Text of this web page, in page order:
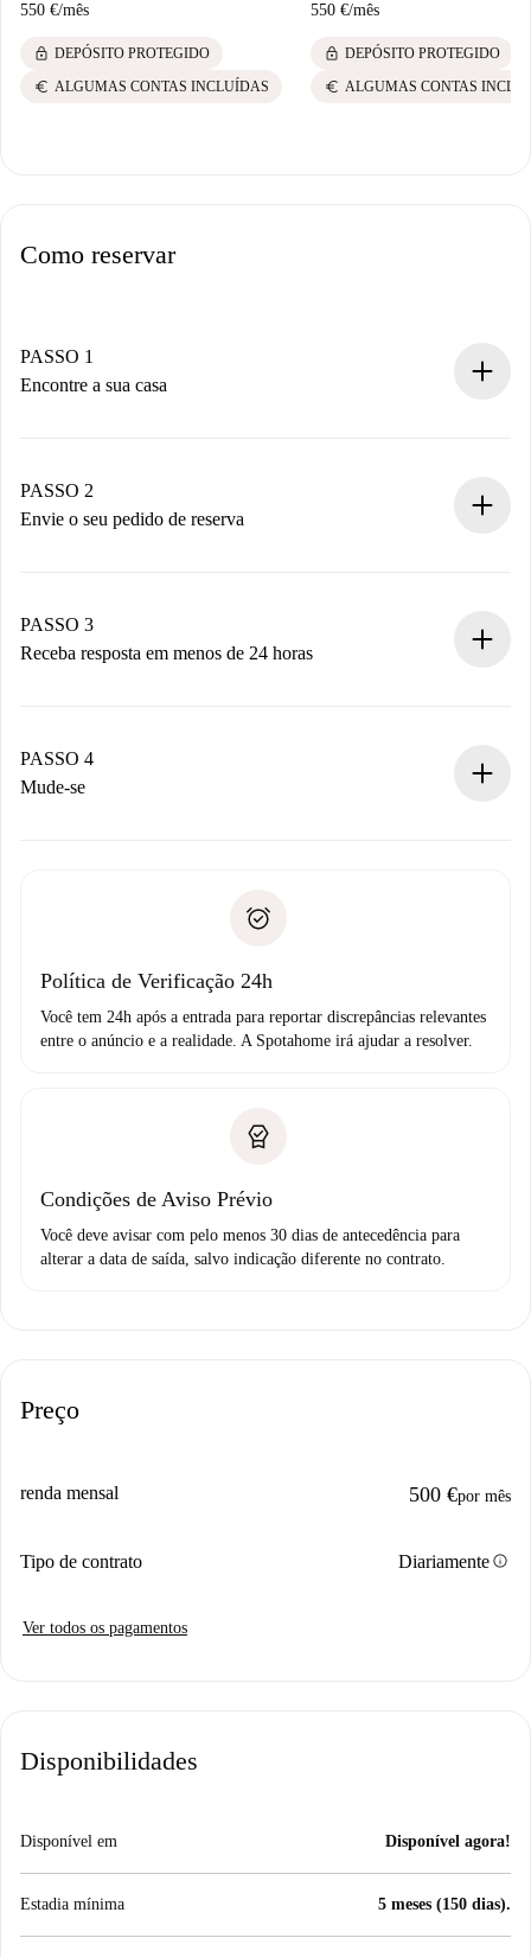
550 €/mês
lock DEPÓSITO PROTEGIDO
euro ALGUMAS CONTAS INCLUÍDAS
550 €/mês
lock DEPÓSITO PROTEGIDO
euro ALGUMAS CONTAS
Como reservar
PASSO 1
Encontre a sua casa
Você tem todas as informações necessárias
antecipadamente.
PASSO 2
Envie o seu pedido de reserva
Não cobramos nada até que o proprietário confirme.
PASSO 3
Receba resposta em menos de 24 horas
proprietário.
Se recusada: não cobraremos nada e ofereceremos
Débito direto bancário
PASSO 4
Mude-se
não comunicar nenhum problema.
Política de Verificação 24h
Você tem 24h após a entrada para reportar discrepâncias relevantes
entre o anúncio e a realidade. A Spotahome irá ajudar a resolver.
Condições de Aviso Prévio
Você deve avisar com pelo menos 30 dias de antecedência para
alterar a data de saída, salvo indicação diferente no contrato.
Preço
renda mensal 500 €por mês
Tipo de contrato Diariamenteinfo
Ver todos os pagamentos
Disponibilidades
Disponível em Disponível agora!
Estadia mínima 5 meses (150 dias).